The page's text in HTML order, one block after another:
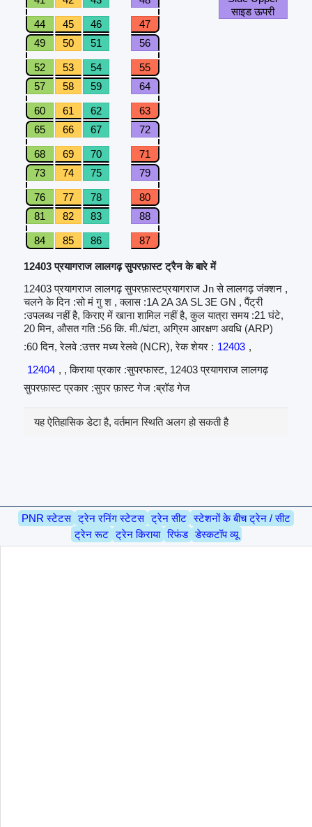
44 45 46
47
49
50 51 56
52 53 54
55
57
58 59 64
60 61 62
63
65
66 67 72
68 69 70
71
73
74 75 79
76 77 78
80
81
82 83 88
84 85 86 87
साइड ऊपरी
12403 प्रयागराज लालगढ़ सुपरफ़ास्ट ट्रैन के बारे में
12403 प्रयागराज लालगढ़ सुपरफ़ास्टप्रयागराज Jn से लालगढ़ जंक्शन ,
चलने के दिन :सो मं गु श , क्लास :1A 2A 3A SL 3E GN , पैंट्री
:उपलब्ध नहीं है, किराए में खाना शामिल नहीं है, कुल यात्रा समय :21 घंटे,
20 मिन, औसत गति :56 कि. मी./घंटा, अग्रिम आरक्षण अवधि (ARP)
:60 दिन, रेलवे :उत्तर मध्य रेलवे (NCR), रेक शेयर : 12403 ,
12404 , , किराया प्रकार :सुपरफास्ट, 12403 प्रयागराज लालगढ़
सुपरफ़ास्ट प्रकार :सुपर फ़ास्ट गेज :ब्रॉड गेज
यह ऐतिहासिक डेटा है, वर्तमान स्थिति अलग हो सकती है
PNR स्टेटस ट्रेन रनिंग स्टेटस ट्रेन सीट स्टेशनों के बीच ट्रेन / सीट
ट्रेन रूट ट्रेन किराया रिफंड डेस्कटॉप व्यू